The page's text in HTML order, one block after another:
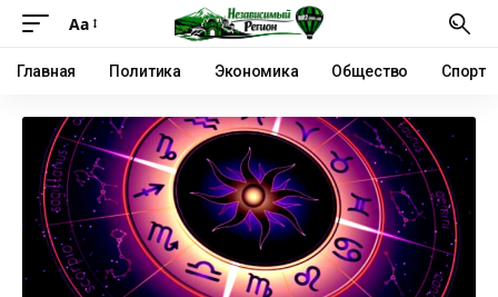
Аа
Главная Политика Экономика Общество Спорт